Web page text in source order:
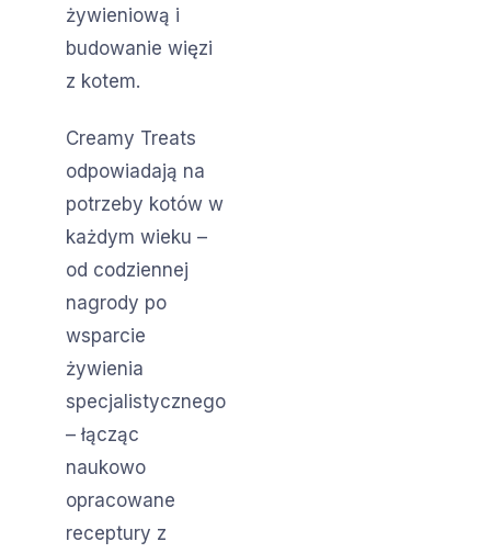
żywieniową i
budowanie więzi
z kotem.
Creamy Treats
odpowiadają na
potrzeby kotów w
każdym wieku –
od codziennej
nagrody po
wsparcie
żywienia
specjalistycznego
– łącząc
naukowo
opracowane
receptury z